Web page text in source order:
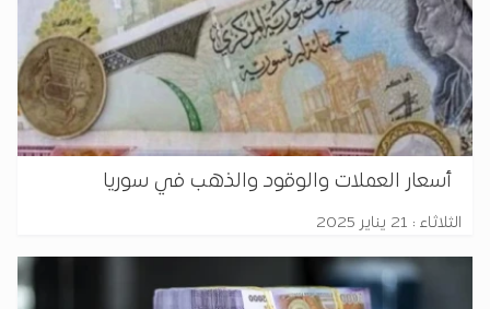
أسعار العملات والوقود والذهب في سوريا
الثلاثاء : 21 يناير 2025